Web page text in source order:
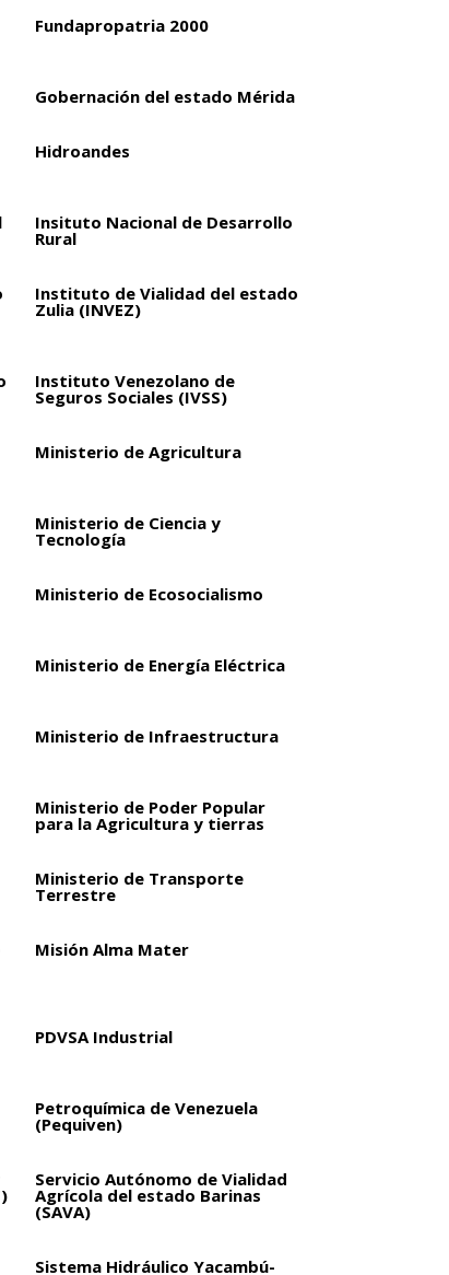
Fundapropatria 2000
Gobernación del estado Mérida
Hidroandes
Insituto Nacional de Desarrollo
Rural
Instituto de Vialidad del estado
Zulia (INVEZ)
Instituto Venezolano de
Seguros Sociales (IVSS)
Ministerio de Agricultura
Ministerio de Ciencia y
Tecnología
Ministerio de Ecosocialismo
Ministerio de Energía Eléctrica
Ministerio de Infraestructura
Ministerio de Poder Popular
para la Agricultura y tierras
Ministerio de Transporte
Terrestre
Misión Alma Mater
PDVSA Industrial
Petroquímica de Venezuela
(Pequiven)
Servicio Autónomo de Vialidad
Agrícola del estado Barinas
(SAVA)
Sistema Hidráulico Yacambú-